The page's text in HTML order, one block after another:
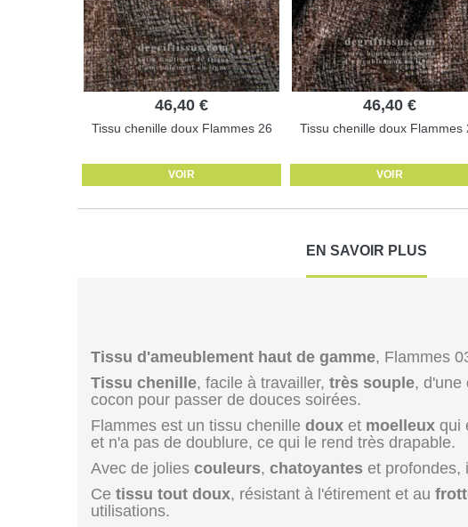
46,40 €
Tissu chenille doux Flammes 26
VOIR
46,40 €
Tissu chenille doux Flammes
VOIR
EN SAVOIR PLUS
Tissu d'ameublement haut de gamme, Flammes
Tissu chenille, facile à travailler, très souple, d'une
cocon pour passer de douces soirées.
Flammes est un tissu chenille doux et moelleux qui
et n'a pas de doublure, ce qui le rend très drapable.
Avec de jolies couleurs, chatoyantes et profondes,
Ce tissu tout doux, résistant à l'étirement et au
utilisations.